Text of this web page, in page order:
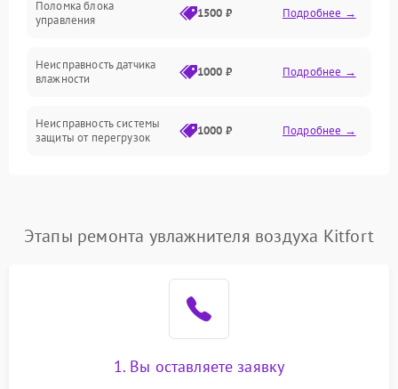
Датчики
Поломка блока
управления
1500 ₽ Подробнее →
Неисправность датчика
влажности
1000 ₽ Подробнее →
Неисправность системы
защиты от перегрузок
1000 ₽ Подробнее →
1000 ₽
Повреждение системы
Этапы ремонта увлажнителя воздуха Kitfort
1. Вы оставляете заявку